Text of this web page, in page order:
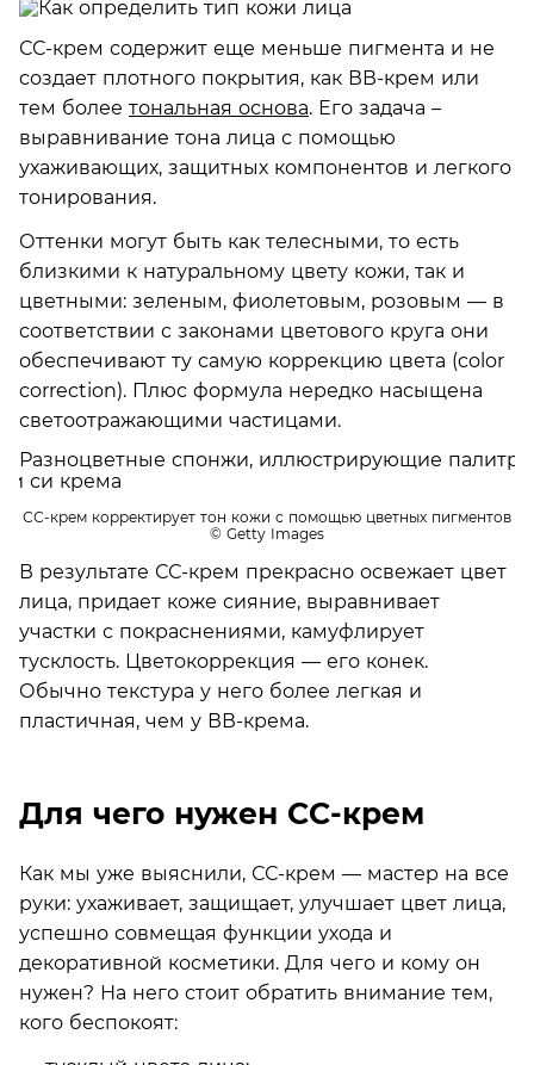
СС-крем содержит еще меньше пигмента и не
создает плотного покрытия, как ВВ-крем или
тем более тональная основа. Его задача –
выравнивание тона лица с помощью
ухаживающих, защитных компонентов и легкого
тонирования.
Оттенки могут быть как телесными, то есть
близкими к натуральному цвету кожи, так и
цветными: зеленым, фиолетовым, розовым — в
соответствии с законами цветового круга они
обеспечивают ту самую коррекцию цвета (color
correction). Плюс формула нередко насыщена
светоотражающими частицами.
СС-крем корректирует тон кожи с помощью цветных пигментов
© Getty Images
В результате СС-крем прекрасно освежает цвет
лица, придает коже сияние, выравнивает
участки с покраснениями, камуфлирует
тусклость. Цветокоррекция — его конек.
Обычно текстура у него более легкая и
пластичная, чем у ВВ-крема.
Для чего нужен СС-крем
Как мы уже выяснили, СС-крем — мастер на все
руки: ухаживает, защищает, улучшает цвет лица,
успешно совмещая функции ухода и
декоративной косметики. Для чего и кому он
нужен? На него стоит обратить внимание тем,
кого беспокоят: